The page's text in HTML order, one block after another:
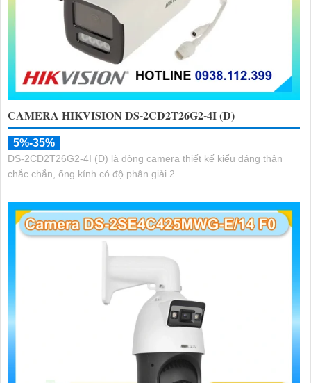
CAMERA HIKVISION DS-2CD2T26G2-4I (D)
5%-35%
DS-2CD2T26G2-4I (D) là dòng camera thiết kế kiểu dáng thân
chắc chắn, ống kính có độ phân giải 2